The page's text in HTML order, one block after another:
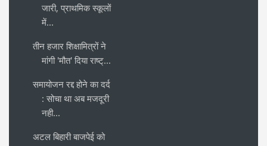
जारी, प्राथमिक स्कूलों
में...
तीन हजार शिक्षामित्रों ने
मांगी 'मौत' दिया राष्ट्...
समायोजन रद्द होने का दर्द
: सोचा था अब मजदूरी
नही...
अटल बिहारी बाजपेई को